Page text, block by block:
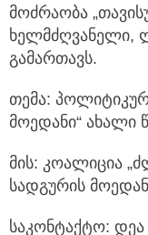
მოძრაობა
ხელმძღვანელი,
გამართავს.
თემა:
მოედანი“ ახალი
მის: კოალიცია
სადგურის
საკონტაქტო: დეა